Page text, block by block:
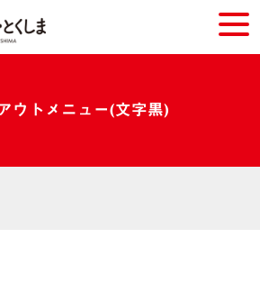
ウトメニュー(文字黒)